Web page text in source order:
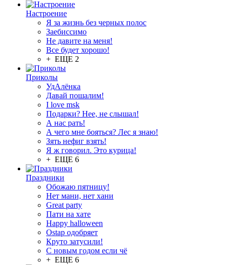
Настроение
Я за жизнь без черных полос
Заебиссимо
Не давите на меня!
Все будет хорошо!
+ ЕЩЕ 2
Приколы
УдАлёнка
Давай пошалим!
I love msk
Подарки? Нее, не слышал!
А нас рать!
А чего мне бояться? Лес я знаю!
Зять нефиг взять!
Я ж говорил. Это курица!
+ ЕЩЕ 6
Праздники
Обожаю пятницу!
Нет мани, нет хани
Great party
Пати на хате
Happy halloween
Ostap одобряет
Круто затусили!
С новым годом если чё
+ ЕЩЕ 6